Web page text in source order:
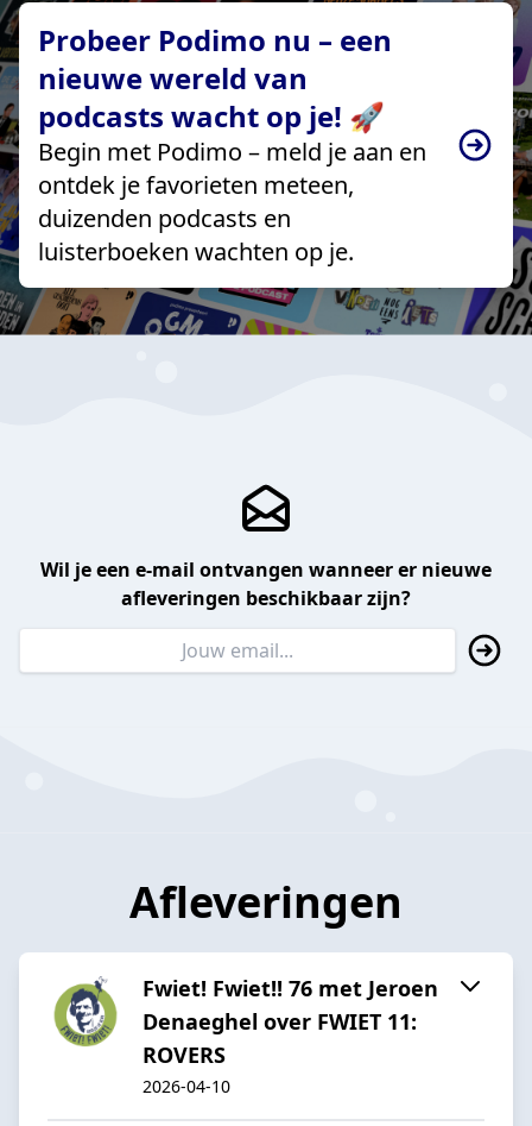
Probeer Podimo nu – een
nieuwe wereld van
podcasts wacht op je! 🚀
Begin met Podimo – meld je aan en
ontdek je favorieten meteen,
duizenden podcasts en
luisterboeken wachten op je.
Wil je een e-mail ontvangen wanneer er nieuwe
afleveringen beschikbaar zijn?
Afleveringen
Fwiet! Fwiet!! 76 met Jeroen
Denaeghel over FWIET 11:
ROVERS
2026-04-10